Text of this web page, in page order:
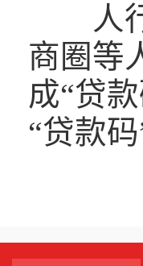
人行
商圈等
成“贷
“贷款